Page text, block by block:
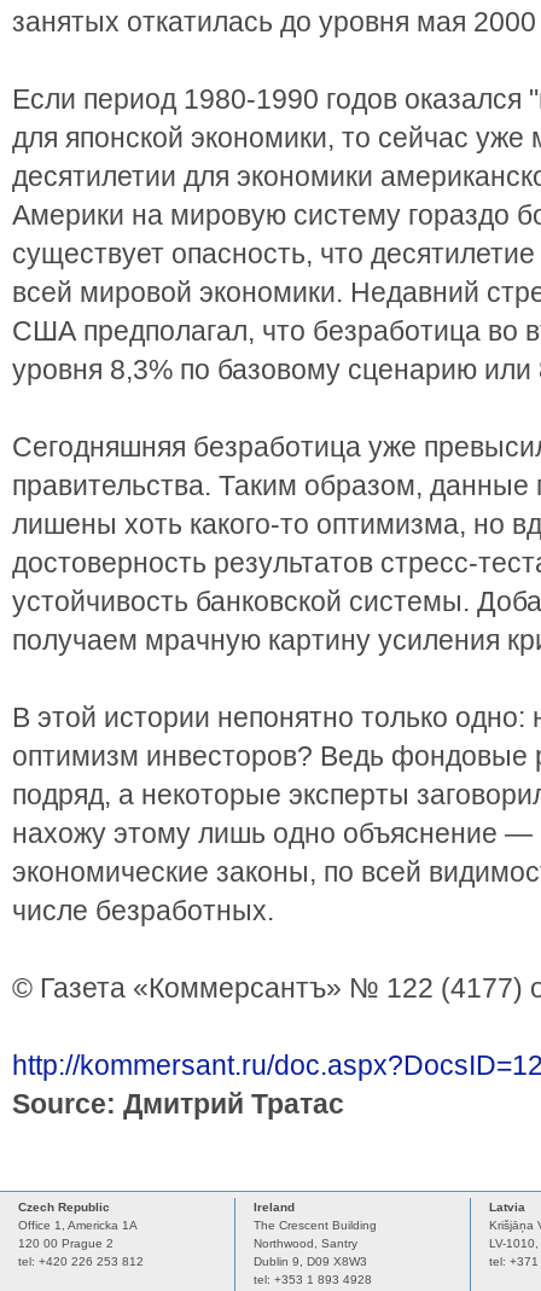
занятых откатилась до уровня мая
Если период 1980-1990 годов
для японской экономики, то сейчас
десятилетии для экономики
Америки на мировую систему гораздо
существует опасность, что
всей мировой экономики. Недавний
США предполагал, что безработица во
уровня 8,3% по базовому сценарию
Сегодняшняя безработица уже
правительства. Таким образом, данные
лишены хоть какого-то оптимизма, но
достоверность результатов стресс-
устойчивость банковской системы.
получаем мрачную картину усиления
В этой истории непонятно только
оптимизм инвесторов? Ведь фондовые
подряд, а некоторые эксперты
нахожу этому лишь одно объяснение
экономические законы, по всей
числе безработных.
© Газета «Коммерсантъ» № 122 (4177)
http://kommersant.ru/
Source: Дмитрий Тратас
Czech Republic
Office 1, Americka 1A
120 00 Prague 2
tel: +420 226 253 812
Ireland
The Crescent Building
Northwood, Santry
Dublin 9, D09 X8W3
tel: +353 1 893 4928
Latvia
Krišjāņa
LV-
tel: